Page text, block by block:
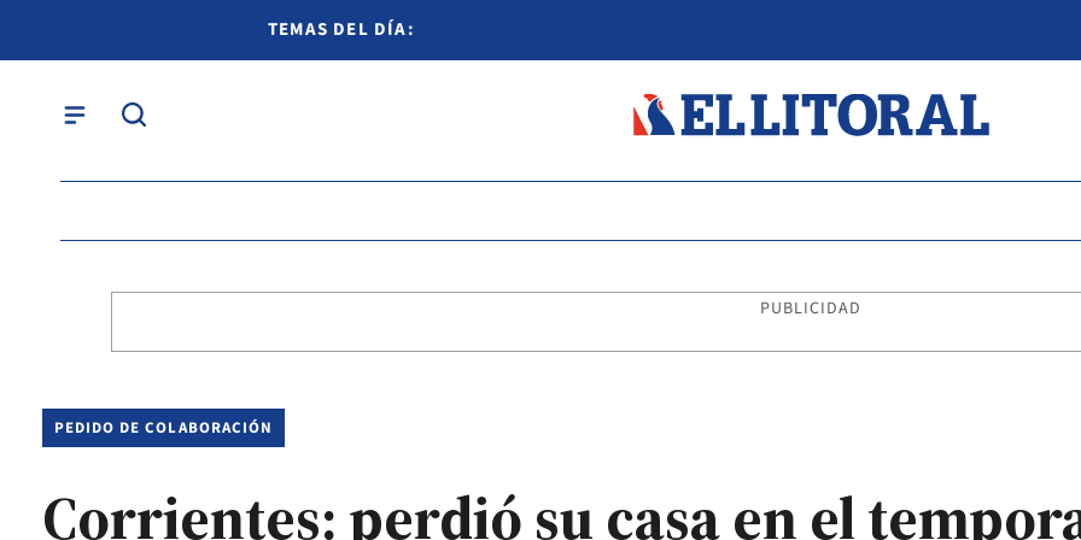
TEMAS DEL DÍA:
PUBLICIDAD
PEDIDO DE COLABORACIÓN
Corrientes: perdió su casa en el